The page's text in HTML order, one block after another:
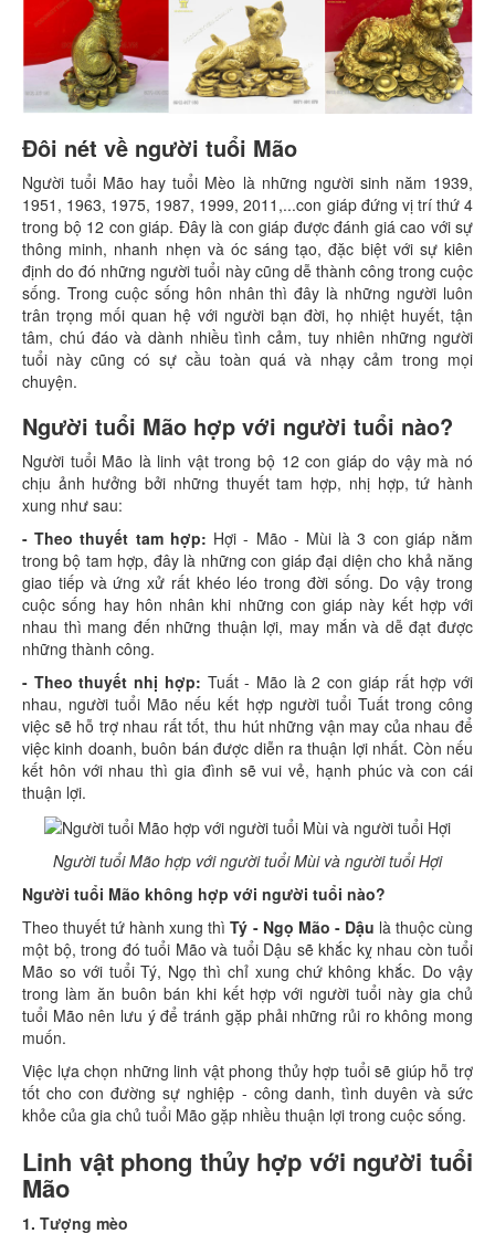
Đôi nét về người tuổi Mão
Người tuổi Mão hay tuổi Mèo là những người sinh năm 1939,
1951, 1963, 1975, 1987, 1999, 2011,...con giáp đứng vị trí thứ 4
trong bộ 12 con giáp. Đây là con giáp được đánh giá cao với sự
thông minh, nhanh nhẹn và óc sáng tạo, đặc biệt với sự kiên
định do đó những người tuổi này cũng dễ thành công trong cuộc
sống. Trong cuộc sống hôn nhân thì đây là những người luôn
trân trọng mối quan hệ với người bạn đời, họ nhiệt huyết, tận
tâm, chú đáo và dành nhiều tình cảm, tuy nhiên những người
tuổi này cũng có sự cầu toàn quá và nhạy cảm trong mọi
chuyện.
Người tuổi Mão hợp với người tuổi nào?
Người tuổi Mão là linh vật trong bộ 12 con giáp do vậy mà nó
chịu ảnh hưởng bởi những thuyết tam hợp, nhị hợp, tứ hành
xung như sau:
- Theo thuyết tam hợp: Hợi - Mão - Mùi là 3 con giáp nằm
trong bộ tam hợp, đây là những con giáp đại diện cho khả năng
giao tiếp và ứng xử rất khéo léo trong đời sống. Do vậy trong
cuộc sống hay hôn nhân khi những con giáp này kết hợp với
nhau thì mang đến những thuận lợi, may mắn và dễ đạt được
những thành công.
- Theo thuyết nhị hợp: Tuất - Mão là 2 con giáp rất hợp với
nhau, người tuổi Mão nếu kết hợp người tuổi Tuất trong công
việc sẽ hỗ trợ nhau rất tốt, thu hút những vận may của nhau để
việc kinh doanh, buôn bán được diễn ra thuận lợi nhất. Còn nếu
kết hôn với nhau thì gia đình sẽ vui vẻ, hạnh phúc và con cái
thuận lợi.
Người tuổi Mão hợp với người tuổi Mùi và người tuổi Hợi
Người tuổi Mão không hợp với người tuổi nào?
Theo thuyết tứ hành xung thìTý - Ngọ Mão - Dậu là thuộc cùng
một bộ, trong đó tuổi Mão và tuổi Dậu sẽ khắc kỵ nhau còn tuổi
Mão so với tuổi Tý, Ngọ thì chỉ xung chứ không khắc. Do vậy
trong làm ăn buôn bán khi kết hợp với người tuổi này gia chủ
tuổi Mão nên lưu ý để tránh gặp phải những rủi ro không mong
muốn.
Việc lựa chọn những linh vật phong thủy hợp tuổi sẽ giúp hỗ trợ
tốt cho con đường sự nghiệp - công danh, tình duyên và sức
khỏe của gia chủ tuổi Mão gặp nhiều thuận lợi trong cuộc sống.
Linh vật phong thủy hợp với người tuổi
Mão
1. Tượng mèo